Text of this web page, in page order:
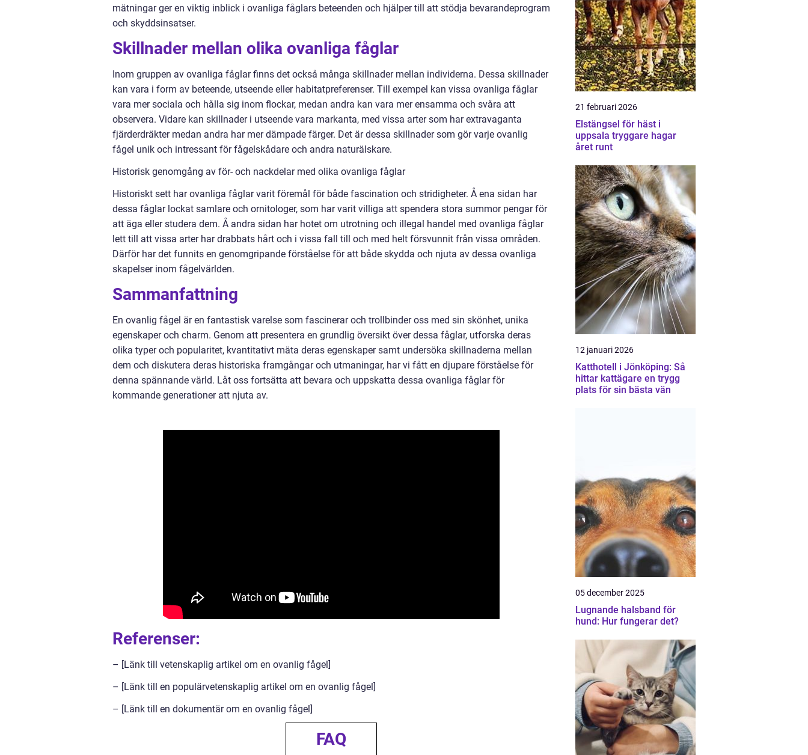
mätningar ger en viktig inblick i ovanliga fåglars beteenden och hjälper till att stödja bevarandeprogram
och skyddsinsatser.
Skillnader mellan olika ovanliga fåglar
Inom gruppen av ovanliga fåglar finns det också många skillnader mellan individerna. Dessa skillnader
kan vara i form av beteende, utseende eller habitatpreferenser. Till exempel kan vissa ovanliga fåglar
vara mer sociala och hålla sig inom flockar, medan andra kan vara mer ensamma och svåra att
observera. Vidare kan skillnader i utseende vara markanta, med vissa arter som har extravaganta
fjärderdräkter medan andra har mer dämpade färger. Det är dessa skillnader som gör varje ovanlig
fågel unik och intressant för fågelskådare och andra naturälskare.
Historisk genomgång av för- och nackdelar med olika ovanliga fåglar
Historiskt sett har ovanliga fåglar varit föremål för både fascination och stridigheter. Å ena sidan har
dessa fåglar lockat samlare och ornitologer, som har varit villiga att spendera stora summor pengar för
att äga eller studera dem. Å andra sidan har hotet om utrotning och illegal handel med ovanliga fåglar
lett till att vissa arter har drabbats hårt och i vissa fall till och med helt försvunnit från vissa områden.
Därför har det funnits en genomgripande förståelse för att både skydda och njuta av dessa ovanliga
skapelser inom fågelvärlden.
Sammanfattning
En ovanlig fågel är en fantastisk varelse som fascinerar och trollbinder oss med sin skönhet, unika
egenskaper och charm. Genom att presentera en grundlig översikt över dessa fåglar, utforska deras
olika typer och popularitet, kvantitativt mäta deras egenskaper samt undersöka skillnaderna mellan
dem och diskutera deras historiska framgångar och utmaningar, har vi fått en djupare förståelse för
denna spännande värld. Låt oss fortsätta att bevara och uppskatta dessa ovanliga fåglar för
kommande generationer att njuta av.
Referenser:
– [Länk till vetenskaplig artikel om en ovanlig fågel]
– [Länk till en populärvetenskaplig artikel om en ovanlig fågel]
– [Länk till en dokumentär om en ovanlig fågel]
FAQ
21 februari 2026
Elstängsel för häst i
uppsala tryggare hagar
året runt
12 januari 2026
Katthotell i Jönköping: Så
hittar kattägare en trygg
plats för sin bästa vän
05 december 2025
Lugnande halsband för
hund: Hur fungerar det?